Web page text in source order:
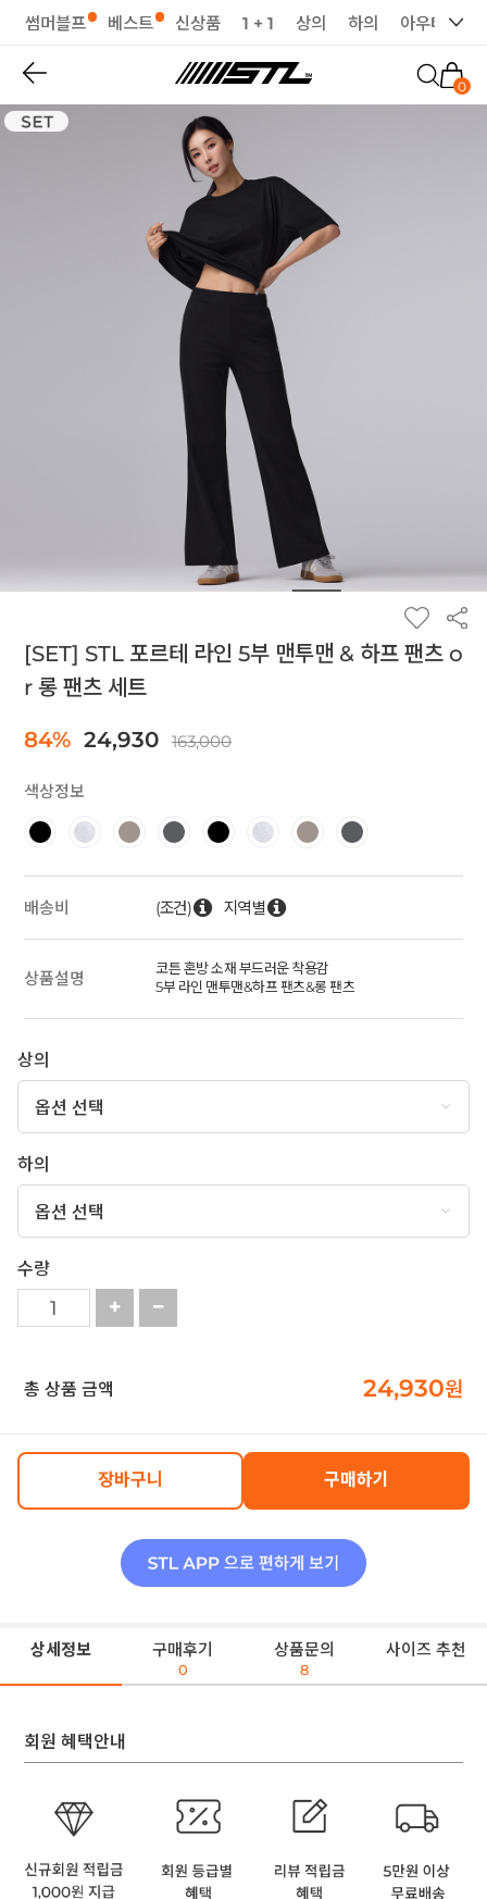
썸머블프 베스트 신상품 1 + 1 상의 하의 아우터
0
[SET] STL 포르테 라인 5부 맨투맨 & 하프 팬츠 o
r 롱 팬츠 세트
84% 24,930 163,000
색상정보
배송비 (조건) 지역별
상품설명
코튼 혼방 소재 부드러운 착용감
5부 라인 맨투맨&하프 팬츠&롱 팬츠
상의
하의
수량
총 상품 금액 24,930원
장바구니 구매하기
상세정보 구매후기
0
상품문의
8
사이즈 추천
회원 혜택안내